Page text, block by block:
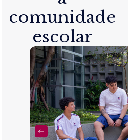
comunidade
escolar